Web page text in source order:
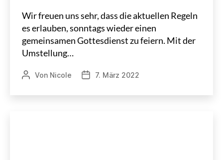
Wir freuen uns sehr, dass die aktuellen Regeln
es erlauben, sonntags wieder einen
gemeinsamen Gottesdienst zu feiern. Mit der
Umstellung…
Beitragsautor
Von Nicole Veröffentlichungsdatum
7. März 2022